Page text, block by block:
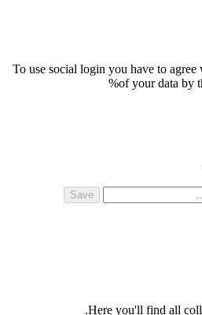
To use social login you have to
of your data by
Here you'll find all